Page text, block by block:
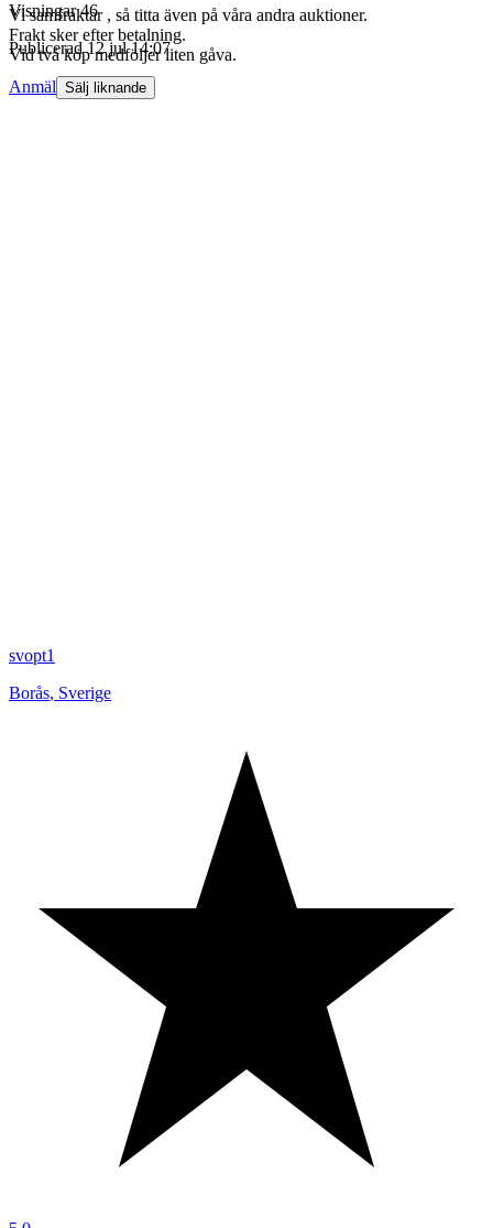
Vi samfraktar , så titta även på våra andra auktioner.
Frakt sker efter betalning.
Vid två köp medföljer liten gåva.
Visningar 46
Publicerad 12 jul 14:07
Anmäl Sälj liknande
svopt1
Borås, Sverige